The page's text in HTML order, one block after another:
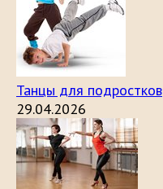
Танцы для подростков
29.04.2026